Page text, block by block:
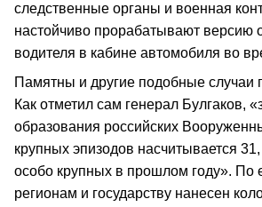
следственные органы и военная
настойчиво прорабатывают версию
водителя в кабине автомобиля во
Памятны и другие подобные случаи
Как отметил сам генерал Булгаков,
образования российских
крупных эпизодов насчитывается
особо крупных в прошлом году». По
регионам и государству нанесен